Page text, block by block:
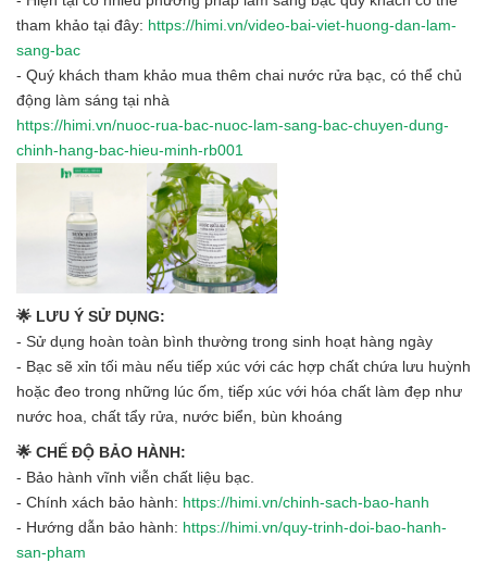
tham khảo tại đây: https://himi.vn/video-bai-viet-huong-dan-lam-
sang-bac
- Quý khách tham khảo mua thêm chai nước rửa bạc, có thể chủ
động làm sáng tại nhà
https://himi.vn/nuoc-rua-bac-nuoc-lam-sang-bac-chuyen-dung-
chinh-hang-bac-hieu-minh-rb001
🌟 LƯU Ý SỬ DỤNG:
- Sử dụng hoàn toàn bình thường trong sinh hoạt hàng ngày
- Bạc sẽ xỉn tối màu nếu tiếp xúc với các hợp chất chứa lưu huỳnh
hoặc đeo trong những lúc ốm, tiếp xúc với hóa chất làm đẹp như
nước hoa, chất tẩy rửa, nước biển, bùn khoáng
🌟 CHẾ ĐỘ BẢO HÀNH:
- Bảo hành vĩnh viễn chất liệu bạc.
- Chính xách bảo hành: https://himi.vn/chinh-sach-bao-hanh
- Hướng dẫn bảo hành: https://himi.vn/quy-trinh-doi-bao-hanh-
san-pham